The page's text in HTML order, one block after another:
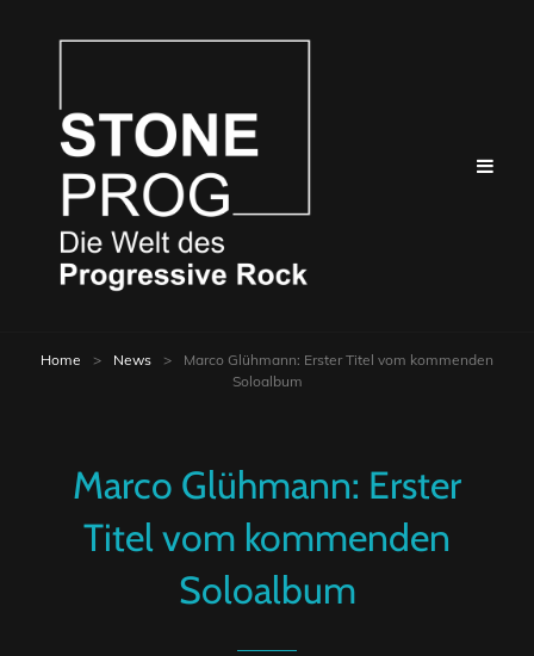
Home > News >
Marco Glühmann: Erster Titel vom kommenden
Soloalbum
Marco Glühmann: Erster
Titel vom kommenden
Soloalbum